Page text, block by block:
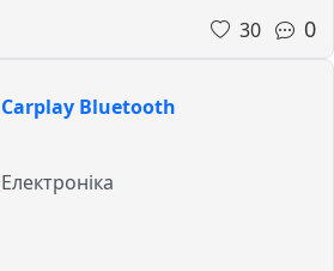
30 0
Carplay Bluetooth
Електроніка